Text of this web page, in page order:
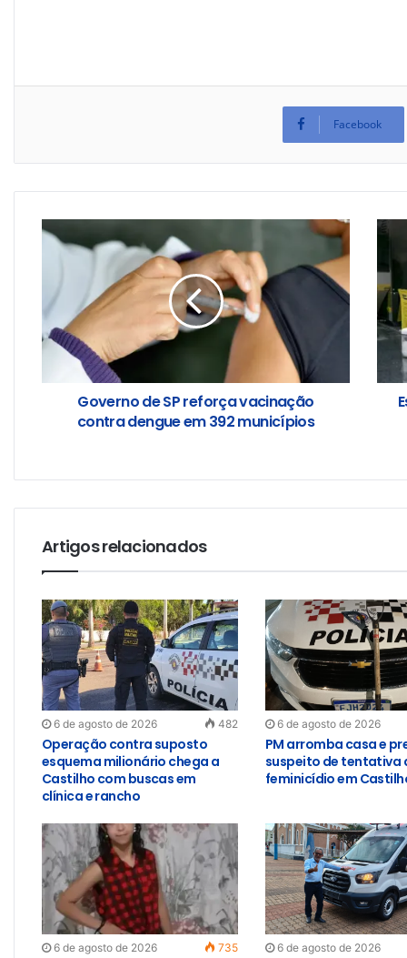
Facebook
Governo de SP reforça vacinação
contra dengue em 392 municípios
Artigos relacionados
6 de agosto de 2026 482
Operação contra suposto
esquema milionário chega a
Castilho com buscas em
clínica e rancho
6 de agosto de 2026
PM arromba casa e
suspeito de tentativa
feminicídio em
6 de agosto de 2026 735 6 de agosto de 2026